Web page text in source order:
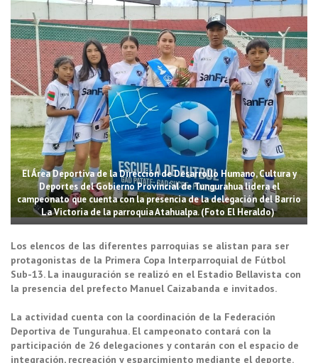
El Área Deportiva de la Dirección de Desarrollo Humano, Cultura y
Deportes del Gobierno Provincial de Tungurahua lidera el
campeonato que cuenta con la presencia de la delegación del Barrio
La Victoria de la parroquia Atahualpa. (Foto El Heraldo)
Los elencos de las diferentes parroquias se alistan para ser
protagonistas de la Primera Copa Interparroquial de Fútbol
Sub-13. La inauguración se realizó en el Estadio Bellavista con
la presencia del prefecto Manuel Caizabanda e invitados.
La actividad cuenta con la coordinación de la Federación
Deportiva de Tungurahua. El campeonato contará con la
participación de 26 delegaciones y contarán con el espacio de
integración, recreación y esparcimiento mediante el deporte.